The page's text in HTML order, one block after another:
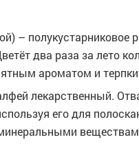
–
два раза за лето
ароматом и
лекарственный.
его для